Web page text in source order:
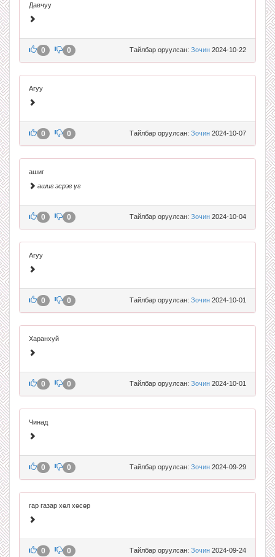
Давчуу
Тайлбар оруулсан: Зочин 2024-10-22
0 0
Агуу
Тайлбар оруулсан: Зочин 2024-10-07
0 0
ашиг
ашиг эсрэг үг
Тайлбар оруулсан: Зочин 2024-10-04
0 0
Агуу
Тайлбар оруулсан: Зочин 2024-10-01
0 0
Харанхуй
Тайлбар оруулсан: Зочин 2024-10-01
0 0
Чинад
Тайлбар оруулсан: Зочин 2024-09-29
0 0
гар газар хөл хөсөр
Тайлбар оруулсан: Зочин 2024-09-24
0 0